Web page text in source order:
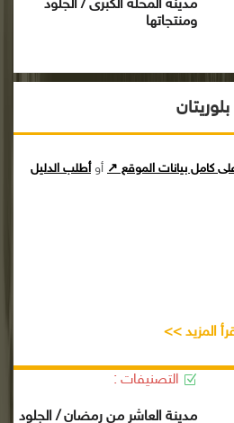
مدينة المحلة الكبرى / الجلود
ومنتجاتها
كامل بيانات الموقع ↗ أوأطلب الدليل
المزيد >>
التصنيفات :
مدينة العاشر من رمضان / الجلود